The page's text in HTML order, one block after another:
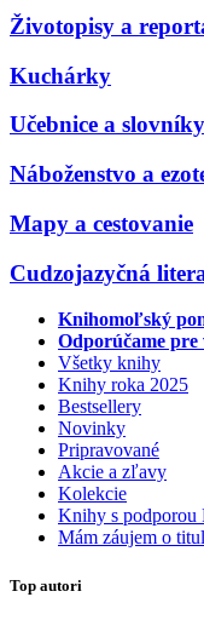
Životopisy a
Kuchárky
Učebnice a slovníky
Náboženstvo a
Mapy a cestovanie
Cudzojazyčná
Knihomoľský
Odporúčame pre
Všetky knihy
Knihy roka 2025
Bestsellery
Novinky
Pripravované
Akcie a zľavy
Kolekcie
Knihy s podporou
Mám záujem o titul
Top autori